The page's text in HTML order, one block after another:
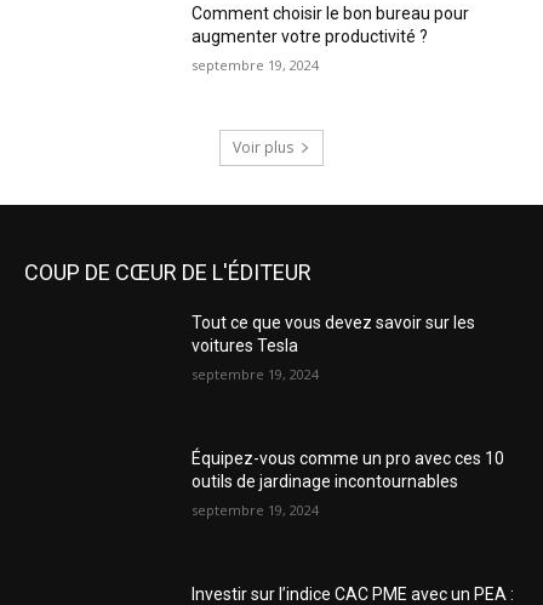
Comment choisir le bon bureau pour
augmenter votre productivité ?
septembre 19, 2024
Voir plus
COUP DE CŒUR DE L'ÉDITEUR
Tout ce que vous devez savoir sur les
voitures Tesla
septembre 19, 2024
Équipez-vous comme un pro avec ces 10
outils de jardinage incontournables
septembre 19, 2024
Investir sur l’indice CAC PME avec un PEA :